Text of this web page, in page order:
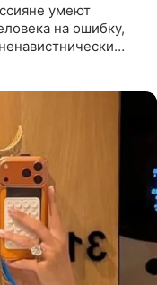
умеют
на ошибку,